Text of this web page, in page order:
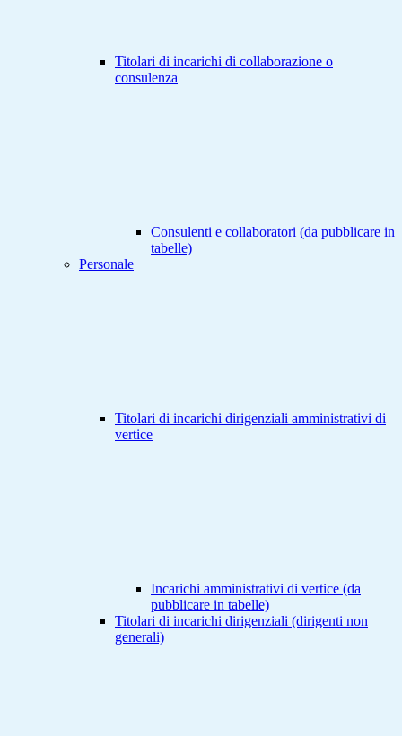
Titolari di incarichi di collaborazione o
consulenza
Consulenti e collaboratori (da pubblicare in
tabelle)
Personale
Titolari di incarichi dirigenziali amministrativi di
vertice
Incarichi amministrativi di vertice (da
pubblicare in tabelle)
Titolari di incarichi dirigenziali (dirigenti non
generali)